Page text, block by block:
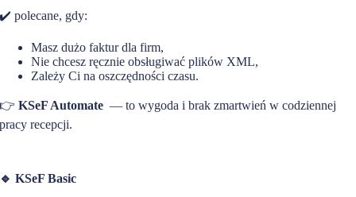
✔️ polecane, gdy:
Masz dużo faktur dla firm,
Nie chcesz ręcznie obsługiwać plików XML,
Zależy Ci na oszczędności czasu.
👉KSeF Automate — to wygoda i brak zmartwień w codziennej
pracy recepcji.
🔹 KSeF Basic